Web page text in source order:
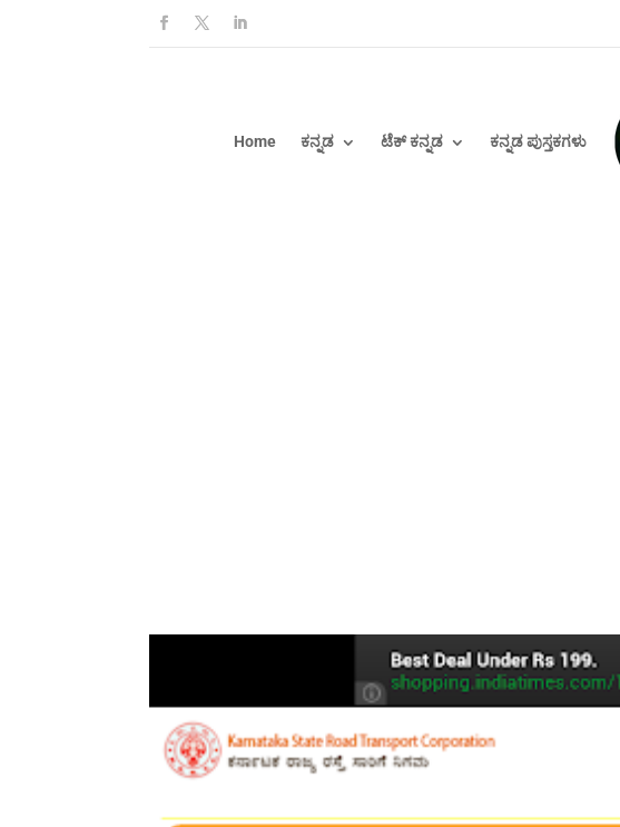
Home ಕನ್ನಡ ಟೆಕ್ ಕನ್ನಡ ಕನ್ನಡ ಪುಸ್ತಕಗಳು